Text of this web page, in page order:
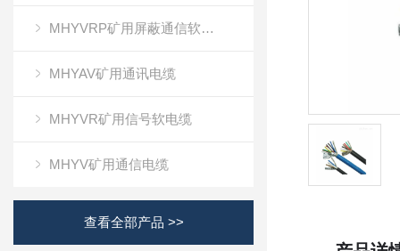
MHYVRP矿用屏蔽通信软电缆
MHYAV矿用通讯电缆
MHYVR矿用信号软电缆
MHYV矿用通信电缆
查看全部产品 >>